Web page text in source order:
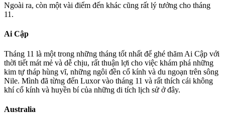
Ngoài ra, còn một vài điểm đến khác cũng rất lý tưởng cho tháng
11.
Ai Cập
Tháng 11 là một trong những tháng tốt nhất để ghé thăm Ai Cập với
thời tiết mát mẻ và dễ chịu, rất thuận lợi cho việc khám phá những
kim tự tháp hùng vĩ, những ngôi đền cổ kính và du ngoạn trên sông
Nile. Mình đã từng đến Luxor vào tháng 11 và rất thích cái không
khí cổ kính và huyền bí của những di tích lịch sử ở đây.
Australia